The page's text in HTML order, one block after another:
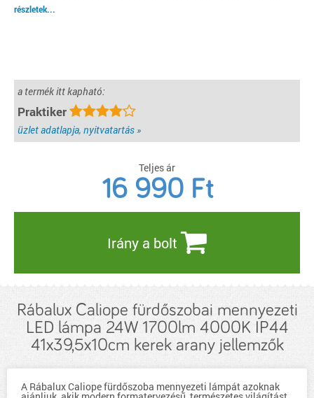
részletek...
a termék itt kapható:
Praktiker
üzlet adatlapja, nyitvatartás »
Teljes ár
16 990 Ft
Irány a bolt
Rábalux Caliope fürdőszobai mennyezeti
LED lámpa 24W 1700lm 4000K IP44
41x39,5x10cm kerek arany jellemzők
A Rábalux Caliope fürdőszoba mennyezeti lámpát azoknak